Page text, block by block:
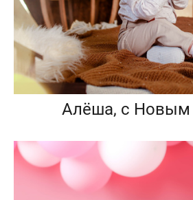
Алёша, c Новым